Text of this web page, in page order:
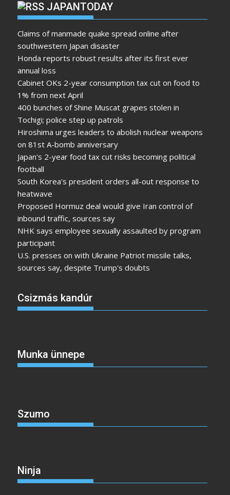
JAPANTODAY
Claims of manmade quake spread online after
southwestern Japan disaster
Honda reports robust results after its first ever
annual loss
Cabinet OKs 2-year consumption tax cut on food to
1% from next April
400 bunches of Shine Muscat grapes stolen in
Tochigi; police step up patrols
Hiroshima urges leaders to abolish nuclear weapons
on 81st A-bomb anniversary
Japan's 2-year food tax cut risks becoming political
football
South Korea's president orders all-out response to
heatwave
Proposed Hormuz deal would give Iran control of
inbound traffic, sources say
NHK says employee sexually assaulted by program
participant
U.S. presses on with Ukraine Patriot missile talks,
sources say, despite Trump's doubts
Csizmás kandúr
Munka ünnepe
Szumo
Ninja